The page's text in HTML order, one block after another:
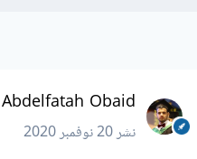
Abdelfatah Obaid
نشر20 نوفمبر 2020